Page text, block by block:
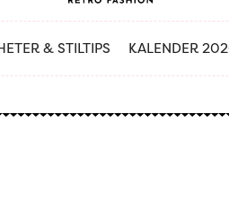
& STILTIPS KALENDER